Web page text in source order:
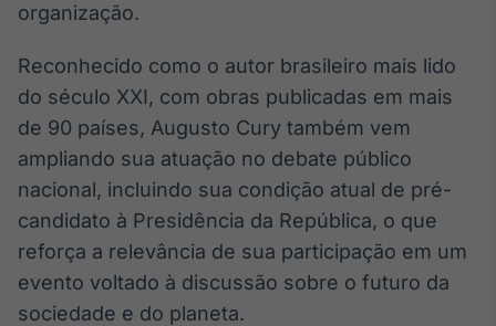
Broadcast
Curadoria
Curadoria de
conteúdos
noticiosos
Soluções de
Tecnologia
Broadcast
organização.
Reconhecido como o autor brasileiro mais lido
do século XXI, com obras publicadas em mais
de 90 países, Augusto Cury também vem
ampliando sua atuação no debate público
nacional, incluindo sua condição atual de pré-
candidato à Presidência da República, o que
reforça a relevância de sua participação em um
evento voltado à discussão sobre o futuro da
sociedade e do planeta.